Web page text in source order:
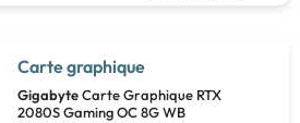
Carte graphique
GigabyteCarte Graphique RTX
2080S Gaming OC 8G WB